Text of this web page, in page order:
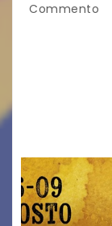
Commento